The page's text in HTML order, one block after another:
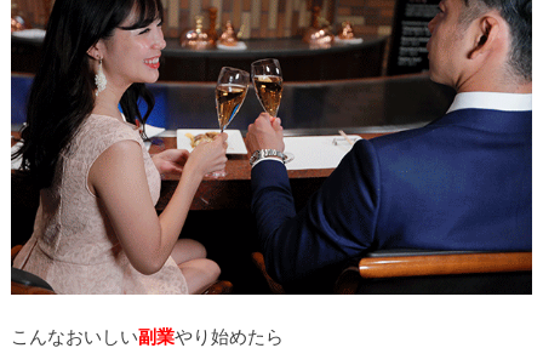
こんなおいしい副業やり始めたら